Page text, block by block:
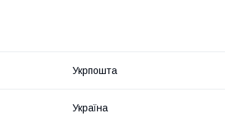
Укрпошта
Україна